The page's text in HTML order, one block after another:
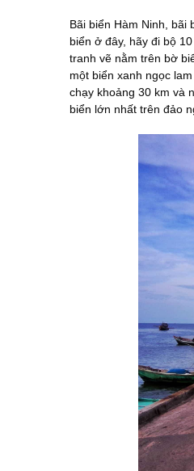
Bãi biển Hàm Ninh, bãi
biển ở đây, hãy đi bộ
tranh vẽ nằm trên bờ
một biển xanh ngọc
chạy khoảng 30 km và
biển lớn nhất trên đảo